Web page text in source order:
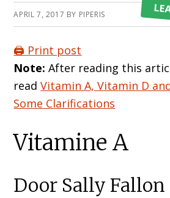
APRIL 7, 2017 BY PIPERIS
🖨️ Print post
Note: After reading this
readVitamin A, Vitamin D
Some Clarifications
Vitamine A
Door Sally Fallon